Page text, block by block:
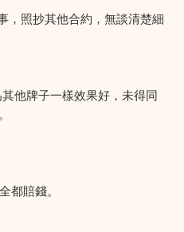
，照抄其他合約，無談清楚細
他牌子一樣效果好，未得同
都賠錢。